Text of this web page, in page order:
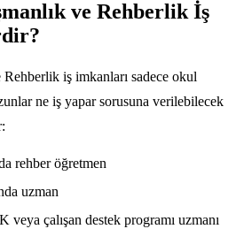
ve Rehberlik İş
iş imkanları sadece okul
ne iş yapar sorusuna verilebilecek
rehber öğretmen
uzman
çalışan destek programı uzmanı